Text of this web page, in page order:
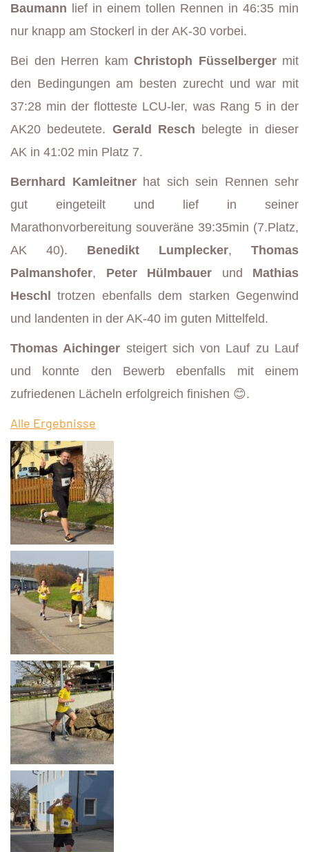
Baumann lief in einem tollen Rennen in 46:35 min
nur knapp am Stockerl in der AK-30 vorbei.
Bei den Herren kam Christoph Füsselbergermit
den Bedingungen am besten zurecht und war mit
37:28 min der flotteste LCU-ler, was Rang 5 in der
AK20 bedeutete. Gerald Resch belegte in dieser
AK in 41:02 min Platz 7.
Bernhard Kamleitnerhat sich sein Rennen sehr
gut eingeteilt und lief in seiner
Marathonvorbereitung souveräne 39:35min (7.Platz,
AK 40). Benedikt Lumplecker, Thomas
Palmanshofer, Peter Hülmbauer und Mathias
Heschl trotzen ebenfalls dem starken Gegenwind
und landenten in der AK-40 im guten Mittelfeld.
Thomas Aichinger steigert sich von Lauf zu Lauf
und konnte den Bewerb ebenfalls mit einem
zufriedenen Lächeln erfolgreich finishen 😊.
Alle Ergebnisse